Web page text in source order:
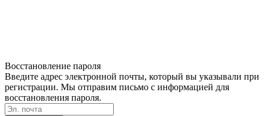
Восстановление пароля
Введите адрес электронной почты, который вы указывали при
регистрации. Мы отправим письмо с информацией для
восстановления пароля.